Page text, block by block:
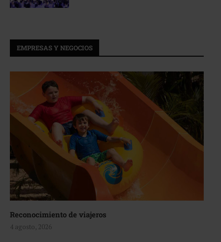
EMPRESAS Y NEGOCIOS
Reconocimiento de viajeros
4 agosto, 2026